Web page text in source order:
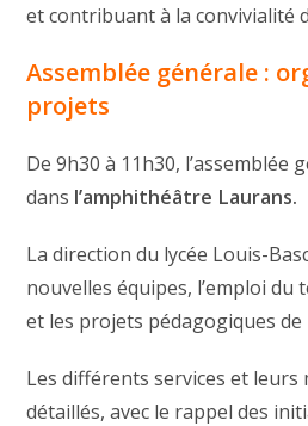
et contribuant à la convivialité
Assemblée générale :
projets
De 9h30 à 11h30, l’assemblée
dans l’amphithéâtre Laurans.
La direction du lycée Louis-
nouvelles équipes, l’emploi du
et les projets pédagogiques de
Les différents services et leurs
détaillés, avec le rappel des